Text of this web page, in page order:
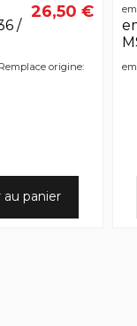
/
26,50 €
origine:
au panier